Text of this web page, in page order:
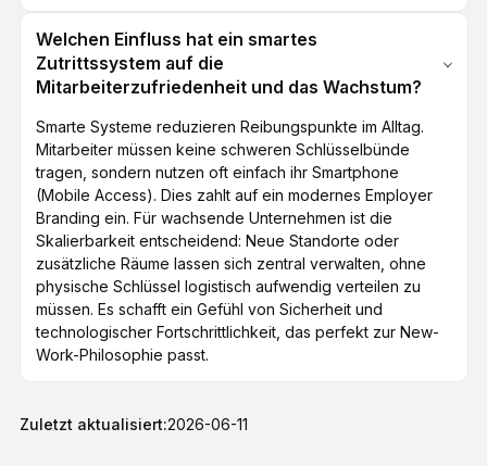
Welchen Einfluss hat ein smartes
Zutrittssystem auf die
Mitarbeiterzufriedenheit und das Wachstum?
Smarte Systeme reduzieren Reibungspunkte im Alltag.
Mitarbeiter müssen keine schweren Schlüsselbünde
tragen, sondern nutzen oft einfach ihr Smartphone
(Mobile Access). Dies zahlt auf ein modernes Employer
Branding ein. Für wachsende Unternehmen ist die
Skalierbarkeit entscheidend: Neue Standorte oder
zusätzliche Räume lassen sich zentral verwalten, ohne
physische Schlüssel logistisch aufwendig verteilen zu
müssen. Es schafft ein Gefühl von Sicherheit und
technologischer Fortschrittlichkeit, das perfekt zur New-
Work-Philosophie passt.
Zuletzt aktualisiert:2026-06-11